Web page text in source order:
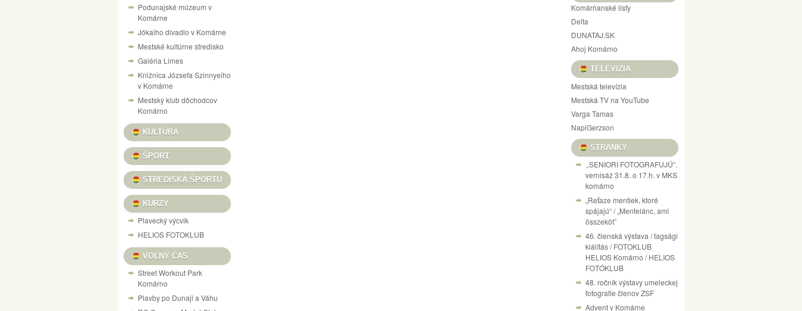
NÁVŠTEVNÝ PORIADOK PEVNOSTI V KOMÁRNE
VÝSTAVA „125 ROKOV VÝROBY LODÍ V KOMÁRNE“ – „A KOMÁROMI HAJÓGYÁRTÁS 125 ÉVE”
VILLA CAMARUM / ZICHY-PONT
PONUKA KULTÚRNYCH PROGRAMOV / KULTURÁLIS PROGRAMAJÁNLÓ – TÝŽDENNÝ / HETI
DOM MATICE SLOVENSKEJ / SLOVENSKÍ REBELI / DRAMAŤÁK / DIVADLO KOMORA
VÝSTAVA ŽELEZNIČNÝCH MODELOV
INFORMAČNÝ PORTÁL PEVNOSTNÉHO SYSTÉMU KOMÁRNA WWW.PEVNOST-KOMARNO.SK
HANGULATOK FOTOVÝSTAVA FERENCZI ÉVI A PREZMECZKY PÉTER
Podunajské múzeum v
Komárne
Jókaiho divadlo v Komárne
Mestské kultúrne stredisko
Galéria Limes
Knižnica Józsefa Szinnyeiho
v Komárne
Mestský klub dôchodcov
Komárno
KULTÚRA
ŠPORT
STREDISKÁ ŠPORTU
KURZY
Plavecký výcvik
HELIOS FOTOKLUB
VOĽNÝ ČAS
Street Workout Park
Komárno
Plavby po Dunaji a Váhu
Komárňanské listy
Delta
DUNATAJ.SK
Ahoj Komárno
TELEVÍZIA
Mestská televízia
Mestská TV na YouTube
Varga Tamas
NapiGerzson
STRÁNKY
,,SENIORI FOTOGRAFUJÚ“.
vernisáž 31.8. o 17.h. v MKS
komárno
„Reťaze mentiek, ktoré
spájajú“ / „Mentelánc, ami
összeköt”
46. členská výstava / tagsági
kiálítás / FOTOKLUB
HELIOS Komárno / HELIOS
FOTÓKLUB
48. ročník výstavy umeleckej
fotografie členov ZSF
Advent v Komárne